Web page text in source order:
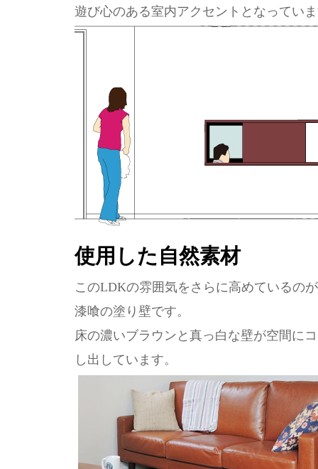
遊び心のある室内アクセントとなってい
使用した自然素材
このLDKの雰囲気をさらに高めているの
漆喰の塗り壁です。
床の濃いブラウンと真っ白な壁が空間に
し出しています。